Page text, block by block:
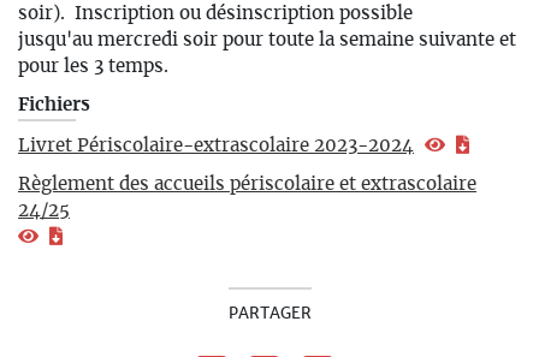
soir).
Inscription ou désinscription possible
jusqu'au mercredi soir pour toute la semaine suivante et
pour les 3 temps.
Fichiers
Livret Périscolaire-extrascolaire 2023-2024
Règlement des accueils périscolaire et extrascolaire
24/25
PARTAGER